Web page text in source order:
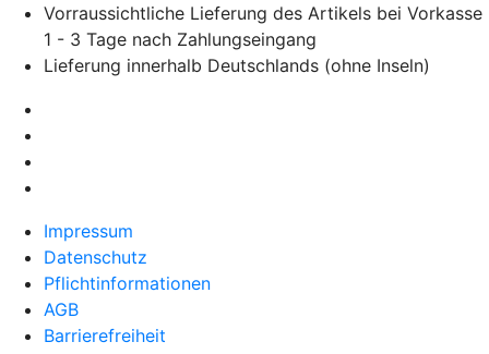
Vorraussichtliche Lieferung des Artikels bei Vorkasse
1 - 3 Tage nach Zahlungseingang
Lieferung innerhalb Deutschlands (ohne Inseln)
Impressum
Datenschutz
Pflichtinformationen
AGB
Barrierefreiheit